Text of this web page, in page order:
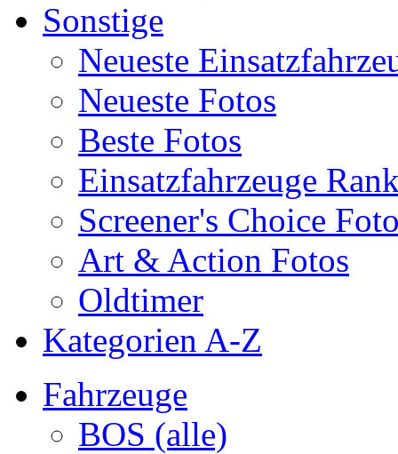
Sonstige
Neueste
Neueste Fotos
Beste Fotos
Einsatzfahrzeuge
Screener's Choice
Art & Action Fotos
Oldtimer
Kategorien A-Z
Fahrzeuge
BOS (alle)